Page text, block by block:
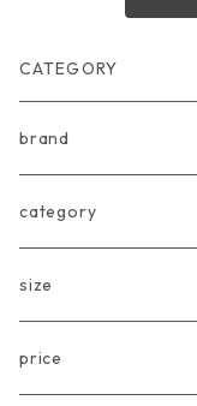
CATEGORY
brand
arkakama
Another Fox
CARLIJNQ
category
tops
bottoms
size
Baby
price